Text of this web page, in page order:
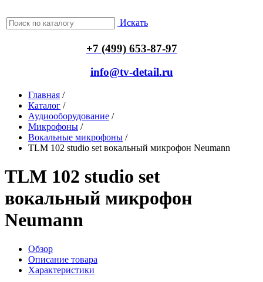
Искать
+7 (499) 653-87-97
info@tv-detail.ru
Главная /
Каталог /
Аудиооборудование /
Микрофоны /
Вокальные микрофоны /
TLM 102 studio set вокальный микрофон Neumann
TLM 102 studio set
вокальный микрофон
Neumann
Обзор
Описание товара
Характеристики